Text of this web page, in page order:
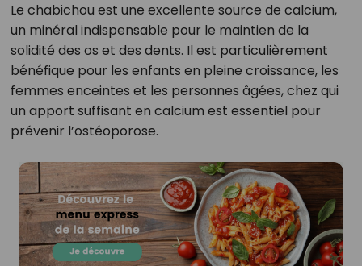
Le chabichou est une excellente source de calcium,
un minéral indispensable pour le maintien de la
solidité des os et des dents. Il est particulièrement
bénéfique pour les enfants en pleine croissance, les
femmes enceintes et les personnes âgées, chez qui
un apport suffisant en calcium est essentiel pour
prévenir l’ostéoporose.